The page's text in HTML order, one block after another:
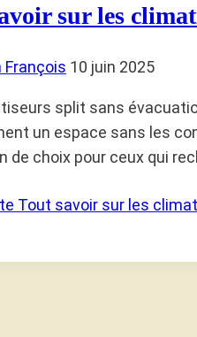
sur les
François 10 juin 2025
split sans
un espace sans les
de choix pour ceux qui
Tout savoir sur les